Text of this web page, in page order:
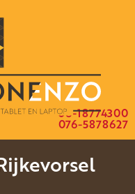
076-5878627
06-18774300